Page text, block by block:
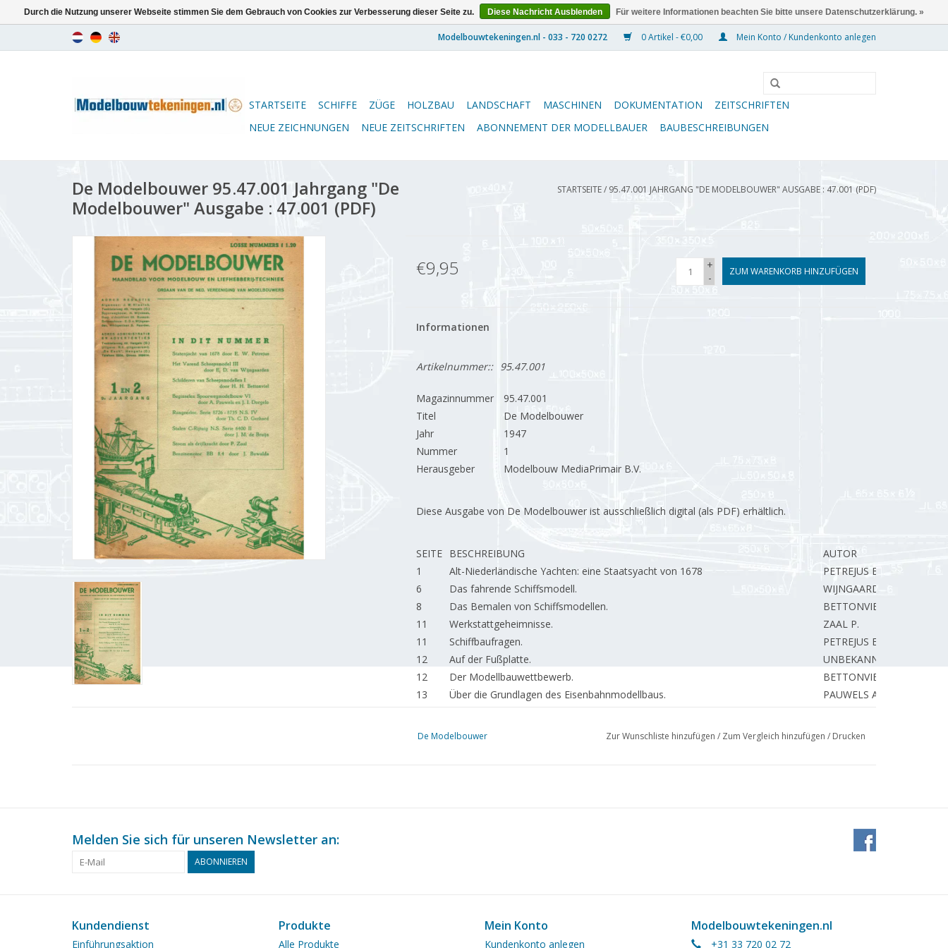
0 Artikel - €0,00 Mein Konto / Kundenkonto anlegen
STARTSEITE SCHIFFE ZÜGE HOLZBAU LANDSCHAFT MASCHINEN DOKUMENTATION
ZEITSCHRIFTEN
NEUE ZEICHNUNGEN
NEUE ZEITSCHRIFTEN ABONNEMENT DER MODELLBAUER BAUBESCHREIBUNGEN
De Modelbouwer 95.47.001 Jahrgang "De
Modelbouwer" Ausgabe : 47.001 (PDF)
STARTSEITE/ 95.47.001 JAHRGANG "DE MODELBOUWER" AUSGABE : 47.001 (PDF)
€9,95
+
-
ZUM WARENKORB HINZUFÜGEN
Informationen
Artikelnummer:: 95.47.001
Magazinnummer
95.47.001
Titel
De Modelbouwer
Jahr
1947
Nummer
1
Herausgeber
Modelbouw MediaPrimair B.V.
Diese Ausgabe von De Modelbouwer ist ausschließlich digital (als PDF) erhältlich.
SEITE BESCHREIBUNG
AUTOR
1
Alt-Niederländische Yachten: eine Staatsyacht von 1678
PETREJUS E.
6
Das fahrende Schiffsmodell.
WIJNGAARDEN van E.
8
Das Bemalen von Schiffsmodellen.
BETTONVIEL J.
11
Werkstattgeheimnisse.
ZAAL P.
11
Schiffbaufragen.
PETREJUS E.
12
Auf der Fußplatte.
UNBEKANNT
12
Der Modellbauwettbewerb.
BETTONVIEL J.
13
Über die Grundlagen des Eisenbahnmodellbaus.
PAUWELS A.
16
Rangierlok Serie 8726-8735 N.S. (Zeichnung)
GERHARD T.
REDAKTION.
De Modelbouwer Zur Wunschliste hinzufügen / Zum Vergleich hinzufügen / Drucken
Melden Sie sich für unseren Newsletter an:
ABONNIEREN
Kundendienst
Einführungsaktion
Produkte
Alle Produkte
Mein Konto
Kundenkonto anlegen
Modelbouwtekeningen.nl
+31 33 720 02 72
Durch die Nutzung unserer Webseite stimmen Sie dem Gebrauch von Cookies zur Verbesserung dieser Seite zu. Diese Nachricht Ausblenden Für weitere Informationen beachten Sie bitte unsere Datenschutzerklärung. »